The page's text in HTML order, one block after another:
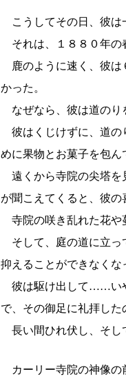
こうしてその日、彼は
それは、１８８０年の
鹿のように速く、彼は
かった。
なぜなら、彼は道のり
彼はくじけずに、道の
めに果物とお菓子を包ん
遠くから寺院の尖塔を
が聞こえてくると、彼の
寺院の咲き乱れた花や
そして、庭の道に立っ
抑えることができなくな
彼は駆け出して……いや
で、その御足に礼拝した
長い間ひれ伏し、そし
カーリー寺院の神像の